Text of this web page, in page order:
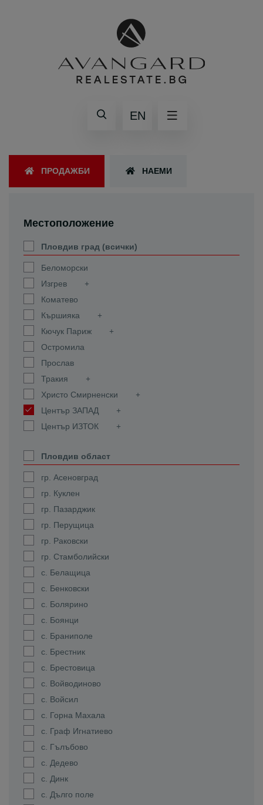
EN
ПРОДАЖБИ НАЕМИ
Местоположение
Пловдив град (всички)
Беломорски
Изгрев
Коматево
Кършияка
Кючук Париж
Остромила
Прослав
Тракия
Христо Смирненски
Център ЗАПАД
Център ИЗТОК
Пловдив област
гр. Асеновград
гр. Куклен
гр. Пазарджик
гр. Перущица
гр. Раковски
гр. Стамболийски
с. Белащица
с. Бенковски
с. Болярино
с. Боянци
с. Браниполе
с. Брестник
с. Брестовица
с. Войводиново
с. Войсил
с. Горна Махала
с. Граф Игнатиево
с. Гълъбово
с. Дедево
с. Динк
с. Дълго поле